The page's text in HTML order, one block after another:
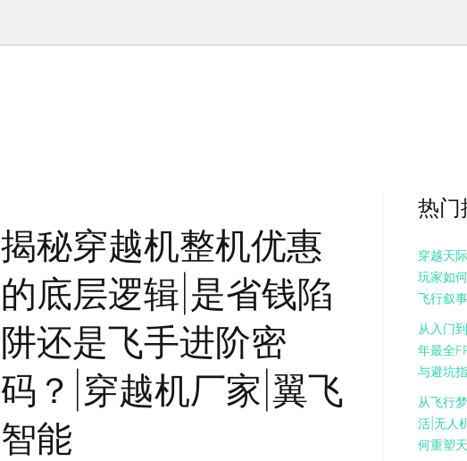
揭秘穿越机整机优惠
的底层逻辑|是省钱陷
阱还是飞手进阶密
码？|穿越机厂家|翼飞
智能
热门
穿越天
玩家如
飞行叙
从入门
年最全
与避坑
从飞行
活|无人
何重塑